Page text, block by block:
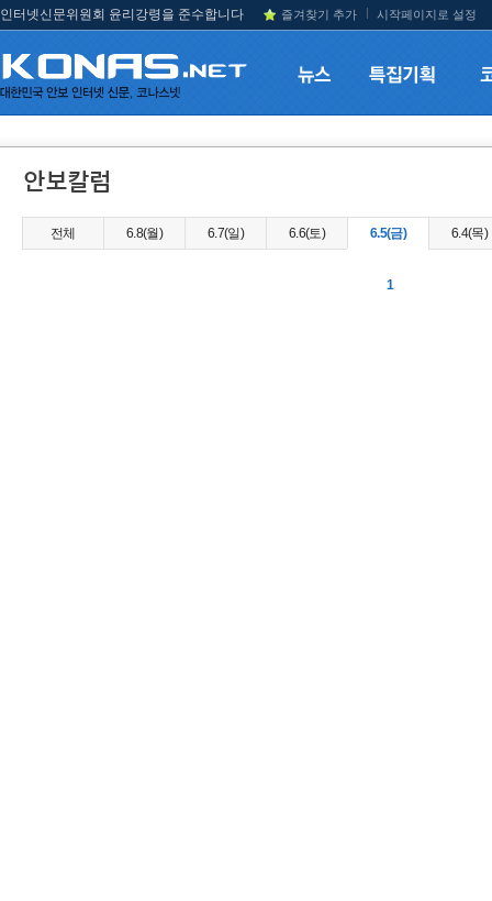
인터넷신문위원회 윤리강령을 준수합니다 즐겨찾기 추가 시작페이지로 설정
전체 6.8(월) 6.7(일) 6.6(토) 6.5(금) 6.4(목)
1